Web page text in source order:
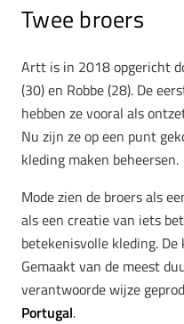
Twee broers
Artt is in 2018 opgericht
(30) en Robbe (28). De
hebben ze vooral als
Nu zijn ze op een punt
kleding maken beheersen.
Mode zien de broers als
als een creatie van iets
betekenisvolle kleding.
Gemaakt van de meest
verantwoorde wijze
Portugal.